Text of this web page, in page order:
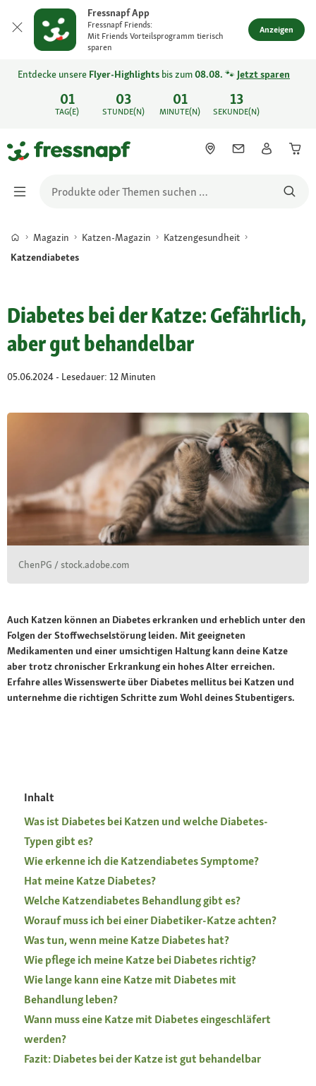
Fressnapf App
Fressnapf Friends:
Mit Friends Vorteilsprogramm tierisch
sparen
Anzeigen
01
TAG(E)
03
STUNDE(N)
01
MINUTE(N)
13
SEKUNDE(N)
Entdecke unsere Flyer-Highlights bis zum08.08. 🐾 Jetzt sparen
Magazin Katzen-Magazin
Katzengesundheit
Katzendiabetes
Diabetes bei der Katze: Gefährlich,
aber gut behandelbar
05.06.2024 - Lesedauer: 12 Minuten
ChenPG / stock.adobe.com
Auch Katzen können an Diabetes erkranken und erheblich unter den
Folgen der Stoffwechselstörung leiden. Mit geeigneten
Medikamenten und einer umsichtigen Haltung kann deine Katze
aber trotz chronischer Erkrankung ein hohes Alter erreichen.
Erfahre alles Wissenswerte über Diabetes mellitus bei Katzen und
unternehme die richtigen Schritte zum Wohl deines Stubentigers.
Inhalt
Was ist Diabetes bei Katzen und welche Diabetes-
Typen gibt es?
Wie erkenne ich die Katzendiabetes Symptome?
Hat meine Katze Diabetes?
Welche Katzendiabetes Behandlung gibt es?
Worauf muss ich bei einer Diabetiker-Katze achten?
Was tun, wenn meine Katze Diabetes hat?
Wie pflege ich meine Katze bei Diabetes richtig?
Wie lange kann eine Katze mit Diabetes mit
Behandlung leben?
Wann muss eine Katze mit Diabetes eingeschläfert
werden?
Fazit: Diabetes bei der Katze ist gut behandelbar